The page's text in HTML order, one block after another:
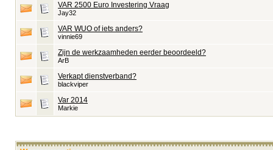
VAR 2500 Euro Investering Vraag
Jay32
VAR WUO of iets anders?
vinnie69
Zijn de werkzaamheden eerder beoordeeld?
ArB
Verkapt dienstverband?
blackviper
Var 2014
Markie